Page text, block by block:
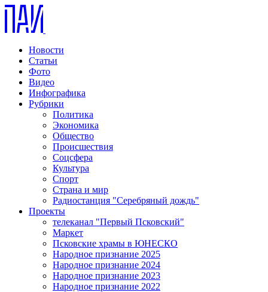
Новости
Статьи
Фото
Видео
Инфографика
Рубрики
Политика
Экономика
Общество
Происшествия
Соцсфера
Культура
Спорт
Страна и мир
Радиостанция "Серебряный дождь"
Проекты
телеканал "Первый Псковский"
Маркет
Псковские храмы в ЮНЕСКО
Народное признание 2025
Народное признание 2024
Народное признание 2023
Народное признание 2022